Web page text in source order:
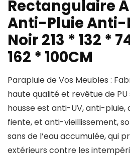
Rectangulaire
Anti-Pluie Anti-
Noir 213 * 132 *
162 * 100CM
Parapluie de Vos Meubles :
haute qualité et revêtue de
housse est anti-UV, anti-
fiente, et anti-vieillissement,
sans de l’eau accumulée, qui
extérieurs contre les